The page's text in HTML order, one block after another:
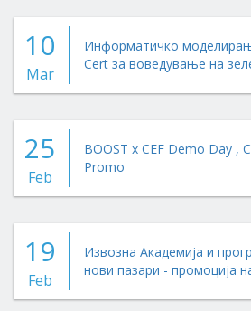
10
Mar
Информатичко
Cert за воведување на
25
Feb
BOOST x CEF Demo Day ,
Promo
19
Feb
Извозна Академија и
нови пазари - промоција